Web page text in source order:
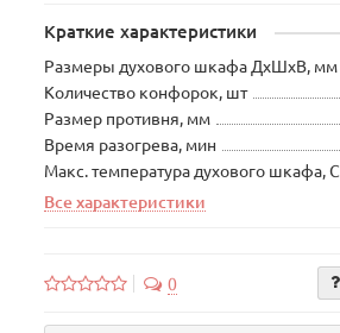
Краткие характеристики
Размеры духового шкафа ДхШхВ, мм
Количество конфорок, шт
Размер противня, мм
Время разогрева, мин
Макс. температура духового шкафа, С
Все характеристики
0